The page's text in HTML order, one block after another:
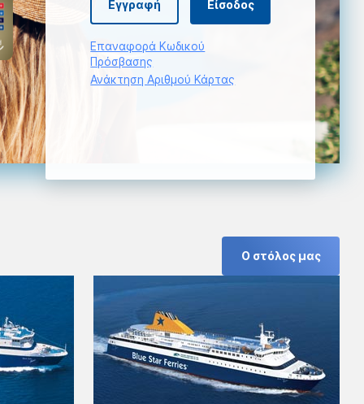
Εγγραφή Είσοδος
Επαναφορά Κωδικού
Πρόσβασης
Ανάκτηση Αριθμού Κάρτας
Ο στόλος μας